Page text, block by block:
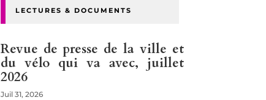
LECTURES & DOCUMENTS
Revue de presse de la ville et
du vélo qui va avec, juillet
2026
Juil 31, 2026